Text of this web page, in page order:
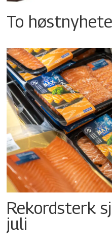
To
Rekordsterk
juli